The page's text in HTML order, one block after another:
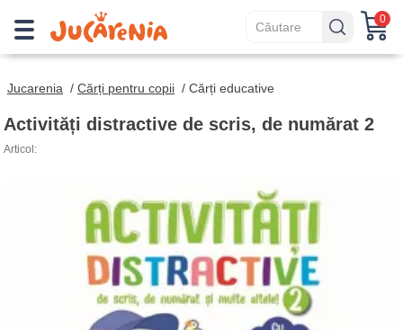
0
Jucarenia / Cărți pentru copii / Cărți educative
Activități distractive de scris, de numărat 2
Articol: